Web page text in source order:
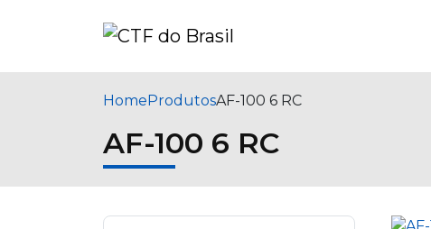
HomeProdutosAF-100 6 RC
AF-100 6 RC